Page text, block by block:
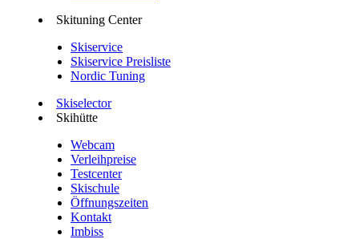
Skituning Center
Skiservice
Skiservice Preisliste
Nordic Tuning
Skiselector
Skihütte
Webcam
Verleihpreise
Testcenter
Skischule
Öffnungszeiten
Kontakt
Imbiss